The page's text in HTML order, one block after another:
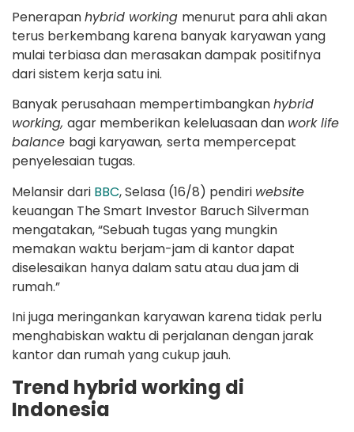
Penerapanhybrid working menurut para ahli akan
terus berkembang karena banyak karyawan yang
mulai terbiasa dan merasakan dampak positifnya
dari sistem kerja satu ini.
Banyak perusahaan mempertimbangkanhybrid
working, agar memberikan keleluasaan dan work life
balance bagi karyawan, serta mempercepat
penyelesaian tugas.
Melansir dari BBC, Selasa (16/8) pendiri website
keuangan The Smart Investor Baruch Silverman
mengatakan, “Sebuah tugas yang mungkin
memakan waktu berjam-jam di kantor dapat
diselesaikan hanya dalam satu atau dua jam di
rumah.”
Ini juga meringankan karyawan karena tidak perlu
menghabiskan waktu di perjalanan dengan jarak
kantor dan rumah yang cukup jauh.
Trend hybrid working di
Indonesia